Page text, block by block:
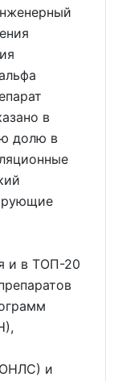
в
долю в
и в ТОП-20
и